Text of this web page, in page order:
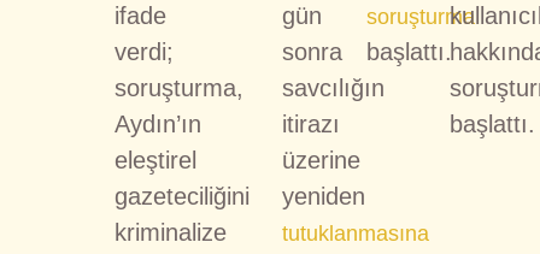
ifade
verdi;
soruşturma,
Aydın’ın
eleştirel
gazeteciliğini
kriminalize
gün
sonra
savcılığın
itirazı
üzerine
yeniden
tutuklanmasına
soruşturma
başlattı.
başlattı.